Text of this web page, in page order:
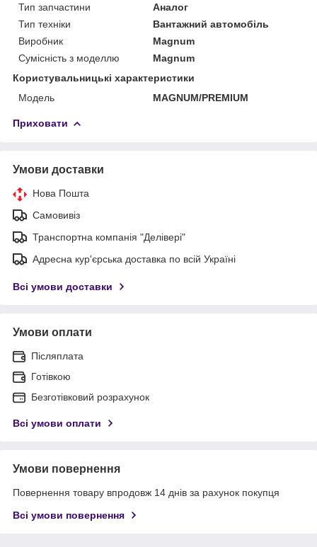
Тип запчастини
Аналог
Тип техніки
Вантажний автомобіль
Виробник
Magnum
Сумісність з моделлю
Magnum
Користувальницькі характеристики
Мoдель
MAGNUM/PREMIUM
Приховати
Умови доставки
Нова Пошта
Самовивіз
Транспортна компанія "Делівері"
Адресна кур'єрська доставка по всій Україні
Всі умови доставки
Умови оплати
Післяплата
Готівкою
Безготівковий розрахунок
Всі умови оплати
Умови повернення
Повернення товару впродовж 14 днів за рахунок покупця
Всі умови повернення